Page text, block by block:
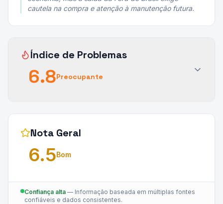
cautela na compra e atenção à manutenção futura.
Índice de Problemas
6.8Preocupante
Nota Geral
6.5Bom
Confiança alta — Informação baseada em múltiplas fontes
confiáveis e dados consistentes.